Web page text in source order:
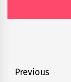
Navegación
Previous